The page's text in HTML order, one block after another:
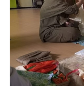
Tahun
2026/2027
Digelar,
Orang
Tua
Turut
Dampingi